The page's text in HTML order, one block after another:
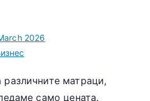
2026
матраци,
само цената.